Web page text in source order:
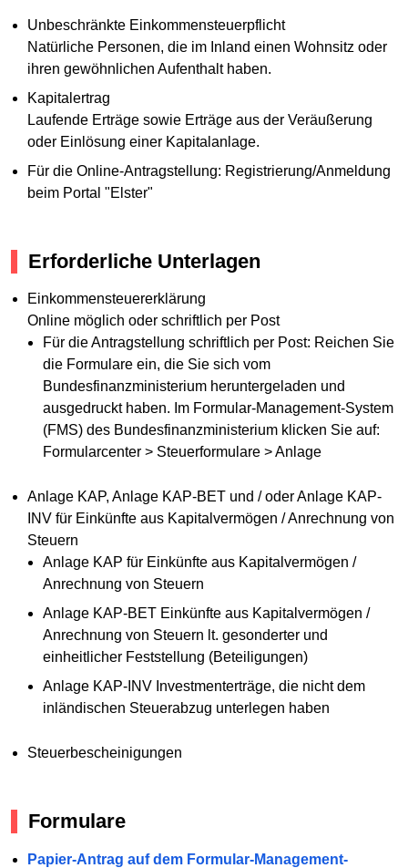
Unbeschränkte Einkommensteuerpflicht
Natürliche Personen, die im Inland einen Wohnsitz oder
ihren gewöhnlichen Aufenthalt haben.
Kapitalertrag
Laufende Erträge sowie Erträge aus der Veräußerung
oder Einlösung einer Kapitalanlage.
Für die Online-Antragstellung: Registrierung/Anmeldung
beim Portal "Elster"
Erforderliche Unterlagen
Einkommensteuererklärung
Online möglich oder schriftlich per Post
Für die Antragstellung schriftlich per Post: Reichen Sie
die Formulare ein, die Sie sich vom
Bundesfinanzministerium heruntergeladen und
ausgedruckt haben. Im Formular-Management-System
(FMS) des Bundesfinanzministerium klicken Sie auf:
Formularcenter > Steuerformulare > Anlage
Anlage KAP, Anlage KAP-BET und / oder Anlage KAP-
INV für Einkünfte aus Kapitalvermögen / Anrechnung von
Steuern
Anlage KAP für Einkünfte aus Kapitalvermögen /
Anrechnung von Steuern
Anlage KAP-BET Einkünfte aus Kapitalvermögen /
Anrechnung von Steuern lt. gesonderter und
einheitlicher Feststellung (Beteiligungen)
Anlage KAP-INV Investmenterträge, die nicht dem
inländischen Steuerabzug unterlegen haben
Steuerbescheinigungen
Formulare
Papier-Antrag auf dem Formular-Management-